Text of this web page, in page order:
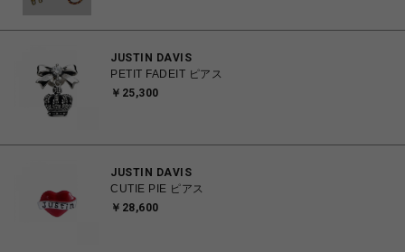
JUSTIN DAVIS
PETIT FADEIT ピアス
￥25,300
JUSTIN DAVIS
CUTIE PIE ピアス
￥28,600